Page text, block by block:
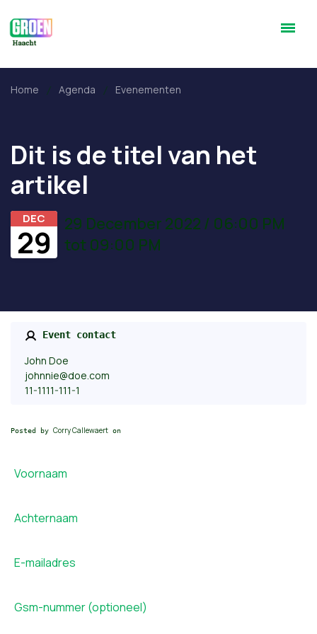
Home Agenda Evenementen
Dit is de titel van het
artikel
DEC
29
29 December 2022 / 06:00 PM
tot 09:00 PM
Event contact
John Doe
johnnie@doe.com
11-1111-111-1
Posted by Corry Callewaert on
Voornaam
Achternaam
E-mailadres
Gsm-nummer (optioneel)